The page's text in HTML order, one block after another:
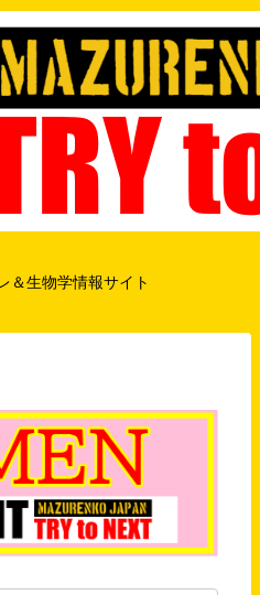
＆生物学情報サイト